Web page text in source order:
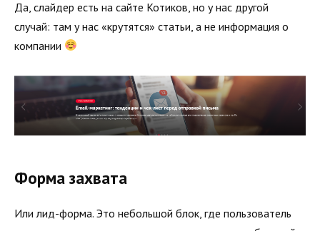
Да, слайдер есть на сайте Котиков, но у нас другой
случай: там у нас «крутятся» статьи, а не информация о
компании
Форма захвата
Или лид-форма. Это небольшой блок, где пользователь